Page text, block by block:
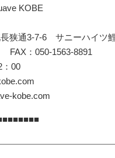
KOBE
狭通3-7-6 サニーハイツ
：050-1563-8891
～22：00
kobe.com